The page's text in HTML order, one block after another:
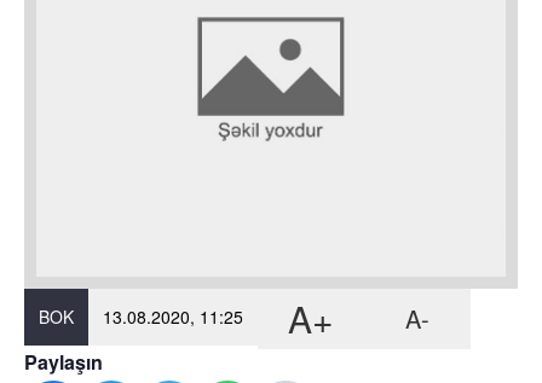
BOK 13.08.2020, 11:25 A+ A-
Paylaşın